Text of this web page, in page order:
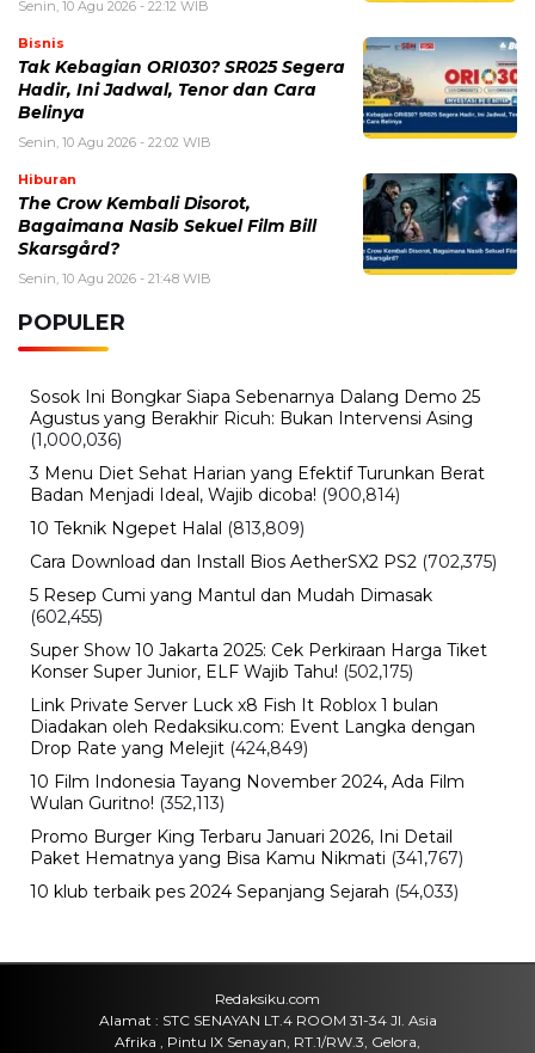
Nipah Mall Makassar Terbakar, Damkar Ungkap Dugaan
Sumber Api
Senin, 10 Agustus 2026 - 10:00 WIB
Cocok untuk Nongkrong dan Makan Rame-Rame
Senin, 10 Agustus 2026 - 06:46 WIB
Rangkaian Acara HUT ke 81 RI yang Wajib Diketahui,
Ada Pesta Rakyat hingga Merdeka Run 8.1
Minggu, 9 Agustus 2026 - 15:15 WIB
Nama Febrio Adiono Muncul dalam Kasus Sutrimo,
BERITA TERBARU
Internasional
Narkoba, Menteri Malaysia Bela
Scanner Bandaranya
Senin, 10 Agu 2026 - 22:49 WIB
Internasional
Inflasi Pabrik China Turun Tajam,
Efek Lonjakan Harga Minyak Mulai
Mereda
Senin, 10 Agu 2026 - 22:37 WIB
Lowongan Kerja
BPS Ungkap Data Pengangguran
Terbaru 2026, Lulusan SMK Masih
Paling Tinggi
Senin, 10 Agu 2026 - 22:12 WIB
Bisnis
Belinya